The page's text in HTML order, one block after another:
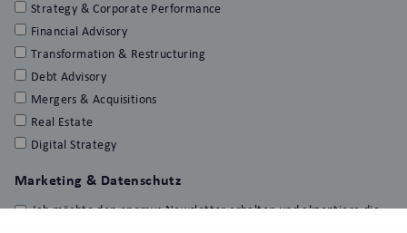
Strategy & Corporate Performance
Financial Advisory
Transformation & Restructuring
Debt Advisory
Mergers & Acquisitions
Real Estate
Digital Strategy
Marketing & Datenschutz
Ich möchte den enomyc Newsletter erhalten und akzeptiere die